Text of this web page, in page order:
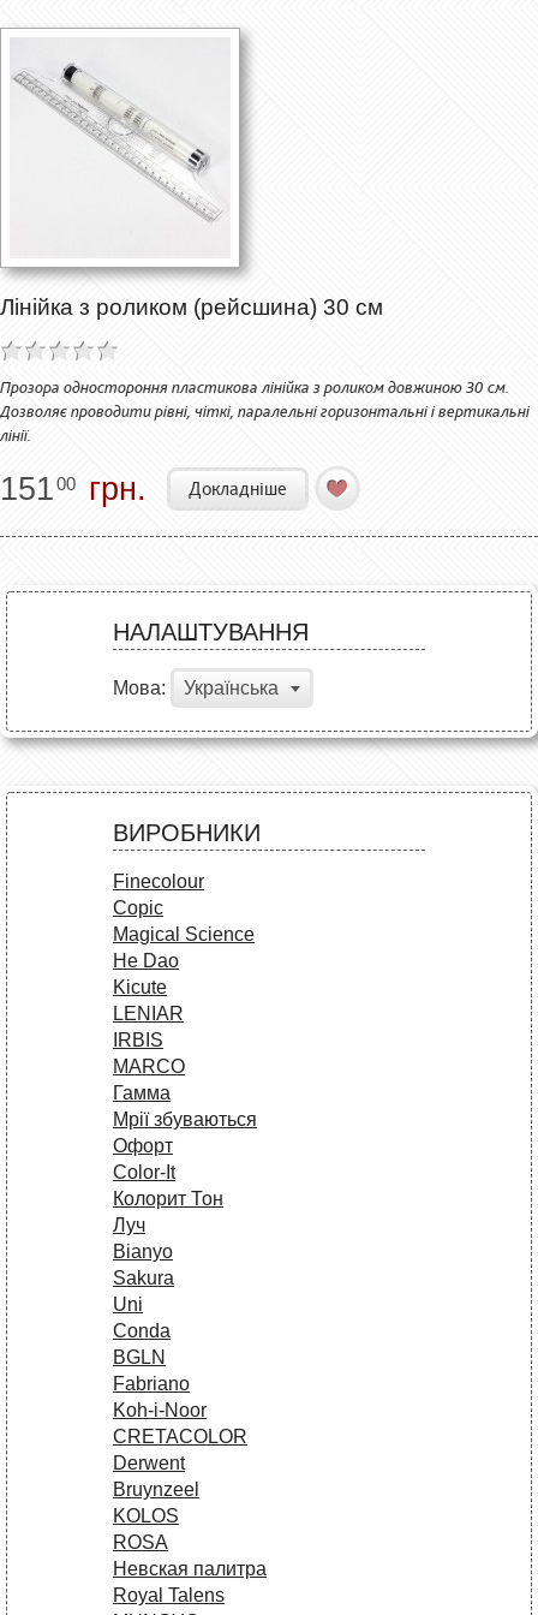
Лінійка з роликом (рейсшина) 30 см
Прозора одностороння пластикова лінійка з роликом довжиною 30 см.
Дозволяє проводити рівні, чіткі, паралельні горизонтальні і вертикальні
лінії.
15100 грн. Докладніше
НАЛАШТУВАННЯ
Мова: Українська
ВИРОБНИКИ
Finecolour
Copic
Magical Science
He Dao
Kicute
LENIAR
IRBIS
MARCO
Гамма
Мрії збуваються
Офорт
Сolor-It
Колорит Тон
Луч
Bianyo
Sakura
Uni
Conda
BGLN
Fabriano
Koh-i-Noor
CRETACOLOR
Derwent
Bruynzeel
KOLOS
ROSA
Невская палитра
Royal Talens